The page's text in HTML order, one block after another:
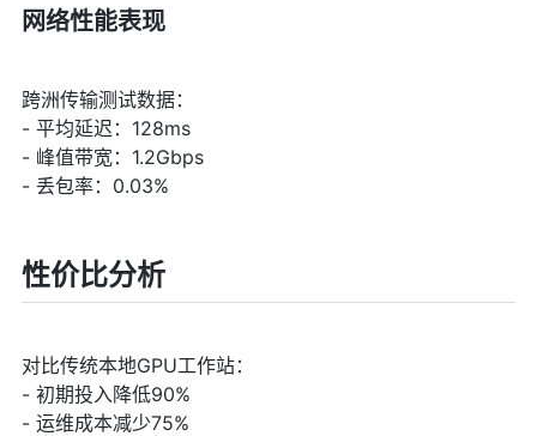
网络性能表现
跨洲传输测试数据：
- 平均延迟：128ms
- 峰值带宽：1.2Gbps
- 丢包率：0.03%
性价比分析
对比传统本地GPU工作站：
- 初期投入降低90%
- 运维成本减少75%